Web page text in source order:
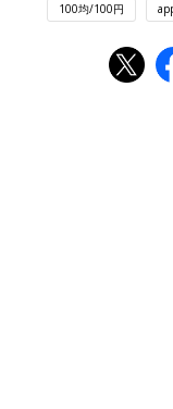
100均/100円